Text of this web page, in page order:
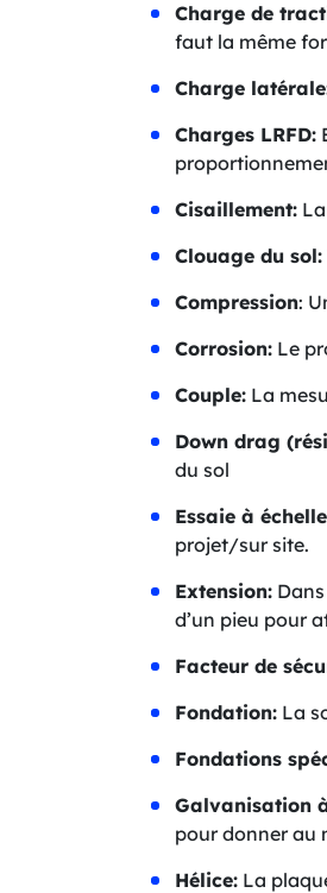
Charge de
faut la même
Charge
Charges LRFD:
Cisaillement:
Clouage du sol:
Compression:
Corrosion: Le
Couple: La
Down drag
du sol
Essaie à
projet/sur site.
Extension:
d’un pieu pour
Facteur de
Fondation: La
Fondations
Galvanisation
pour donner au
Hélice: La